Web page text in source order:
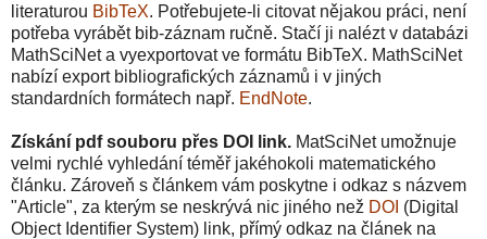
literaturou BibTeX. Potřebujete-li citovat nějakou práci, není
potřeba vyrábět bib-záznam ručně. Stačí ji nalézt v databázi
MathSciNet a vyexportovat ve formátu BibTeX. MathSciNet
nabízí export bibliografických záznamů i v jiných
standardních formátech např. EndNote.
Získání pdf souboru přes DOI link. MatSciNet umožnuje
velmi rychlé vyhledání téměř jakéhokoli matematického
článku. Zároveň s článkem vám poskytne i odkaz s názvem
"Article", za kterým se neskrývá nic jiného než DOI (Digital
Object Identifier System) link, přímý odkaz na článek na